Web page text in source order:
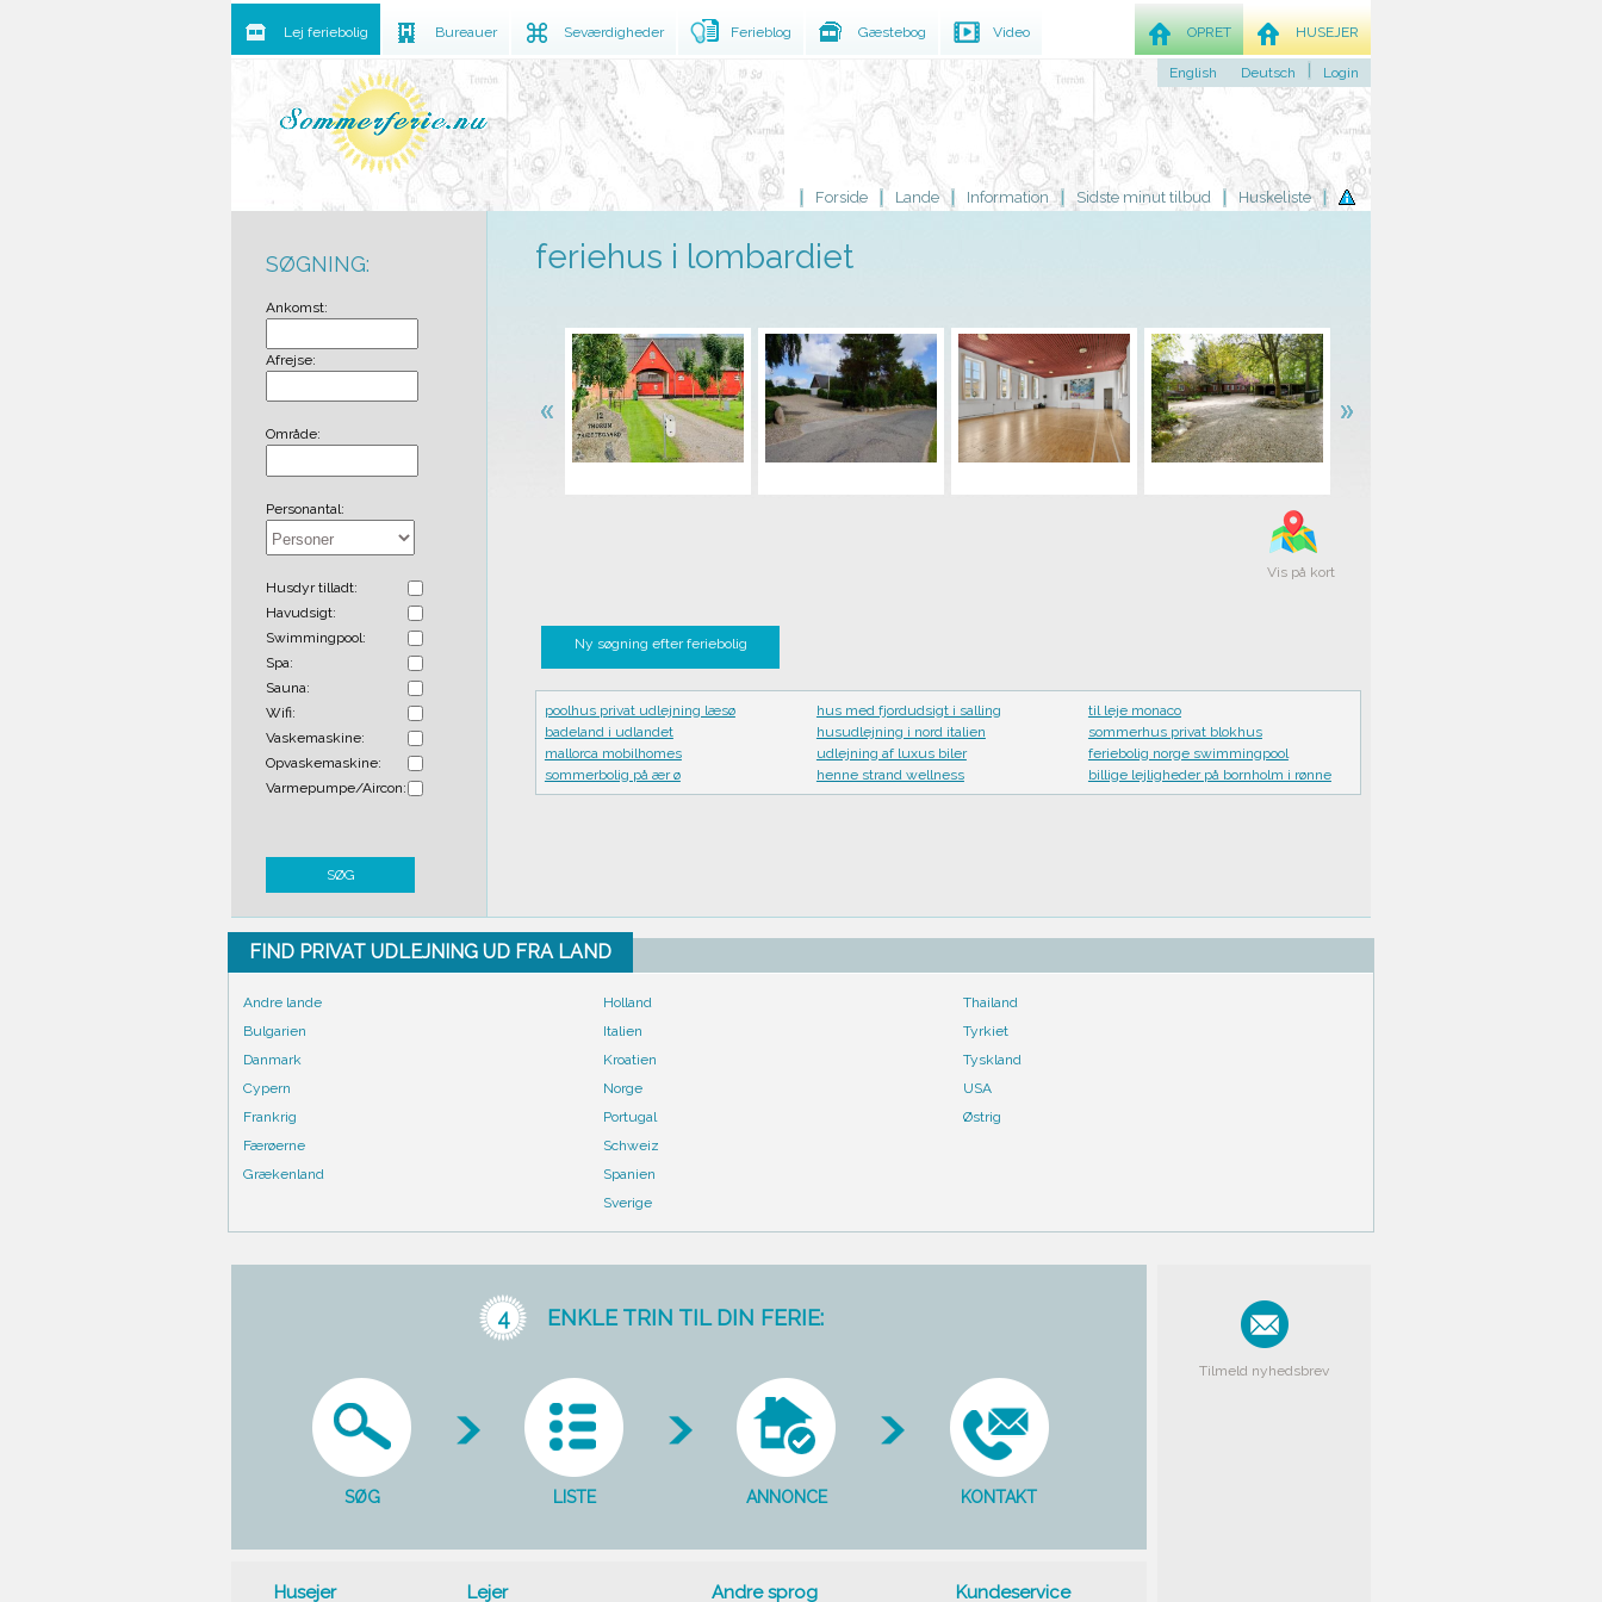
Forside Lande Information Sidste minut tilbud Huskeliste
feriehus i lombardiet
Vis på kort
Ny søgning efter feriebolig
poolhus privat udlejning læsø
badeland i udlandet
mallorca mobilhomes
sommerbolig på ær ø
hus med fjordudsigt i salling
husudlejning i nord italien
udlejning af luxus biler
henne strand wellness
til leje monaco
sommerhus privat blokhus
feriebolig norge swimmingpool
billige lejligheder på bornholm i rønne
SØGNING:
Ankomst:
Afrejse:
Område:
Personantal:
Husdyr tilladt:
Havudsigt:
Swimmingpool:
Spa:
Sauna:
Wifi:
Vaskemaskine:
Opvaskemaskine:
Varmepumpe/Aircon:
SØG
FIND PRIVAT UDLEJNING UD FRA LAND
Andre lande
Bulgarien
Danmark
Cypern
Frankrig
Færøerne
Grækenland
Holland
Italien
Kroatien
Norge
Portugal
Schweiz
Spanien
Sverige
Thailand
Tyrkiet
Tyskland
USA
Østrig
4 ENKLE TRIN TIL DIN FERIE:
SØG LISTE ANNONCE KONTAKT
Husejer Lejer Andre sprog Kundeservice
Tilmeld nyhedsbrev
Lej feriebolig Bureauer Seværdigheder Ferieblog Gæstebog Video HUSEJER
OPRET
English Deutsch Login